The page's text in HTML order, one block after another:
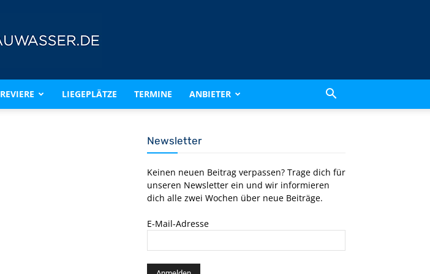
BLAUWASSER.DE
REVIERE LIEGEPLÄTZE TERMINE ANBIETER
Newsletter
Keinen neuen Beitrag verpassen? Trage dich für
unseren Newsletter ein und wir informieren
dich alle zwei Wochen über neue Beiträge.
E-Mail-Adresse